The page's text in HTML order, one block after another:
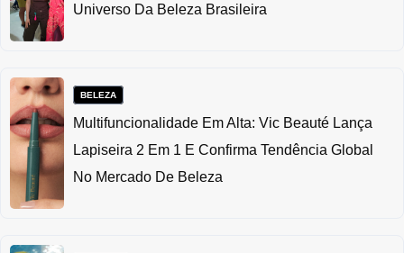
Universo Da Beleza Brasileira
BELEZA
Multifuncionalidade Em Alta: Vic Beauté Lança
Lapiseira 2 Em 1 E Confirma Tendência Global
No Mercado De Beleza